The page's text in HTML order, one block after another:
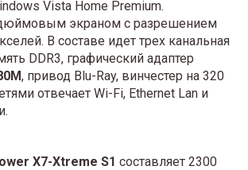
Vista Home Premium.
экраном с разрешением
В составе идет трех канальная
DDR3, графический адаптер
, привод Blu-Ray, винчестер на 320
отвечает Wi-Fi, Ethernet Lan и
X7-Xtreme S1 составляет 2300